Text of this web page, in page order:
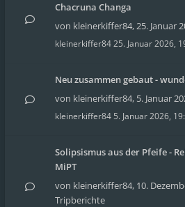
Chacruna Changa
von kleinerkiffer84,25. Januar
kleinerkiffer8425. Januar 2026,
Neu zusammen gebaut -
von kleinerkiffer84, 5. Januar
kleinerkiffer84 5. Januar 2026,
Solipsismus aus der Pfeife -
MiPT
von kleinerkiffer84, 10.
Tripberichte